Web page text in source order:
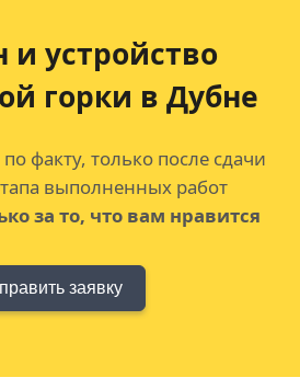
и устройство
горки в Дубне
факту, только после сдачи
выполненных работ
за то, что вам нравится
заявку